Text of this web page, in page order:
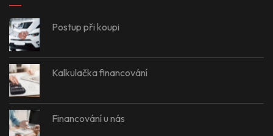
Postup při koupi
Kalkulačka financování
Financování u nás